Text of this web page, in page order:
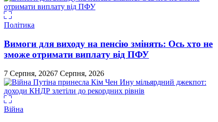
Політика
Вимоги для виходу на пенсію змінять: Ось хто не
зможе отримати виплату від ПФУ
7 Серпня, 20267 Серпня, 2026
Війна